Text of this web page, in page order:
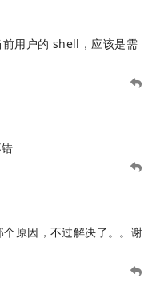
用户的 shell，应该是需
个原因，不过解决了。。谢